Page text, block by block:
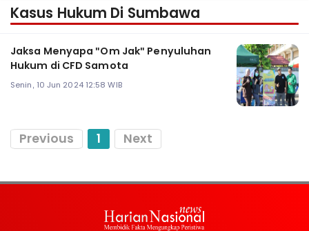
Kasus Hukum Di Sumbawa
Jaksa Menyapa "Om Jak" Penyuluhan
Hukum di CFD Samota
Senin, 10 Jun 2024 12:58 WIB
Previous 1 Next